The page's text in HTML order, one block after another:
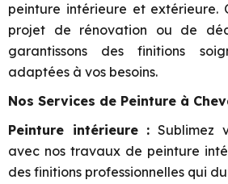
peinture intérieure et extérieure.
projet de rénovation ou de
garantissons des finitions
adaptées à vos besoins.
Nos Services de Peinture à
Peinture intérieure : Sublimez
avec nos travaux de peinture
des finitions professionnelles qui